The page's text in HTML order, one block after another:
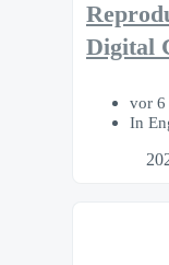
Digital
vor 6
In